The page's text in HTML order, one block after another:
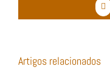
Artigos relacionados